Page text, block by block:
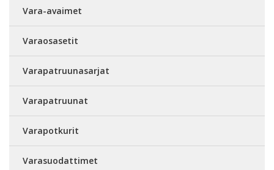
Vara-avaimet
Varaosasetit
Varapatruunasarjat
Varapatruunat
Varapotkurit
Varasuodattimet